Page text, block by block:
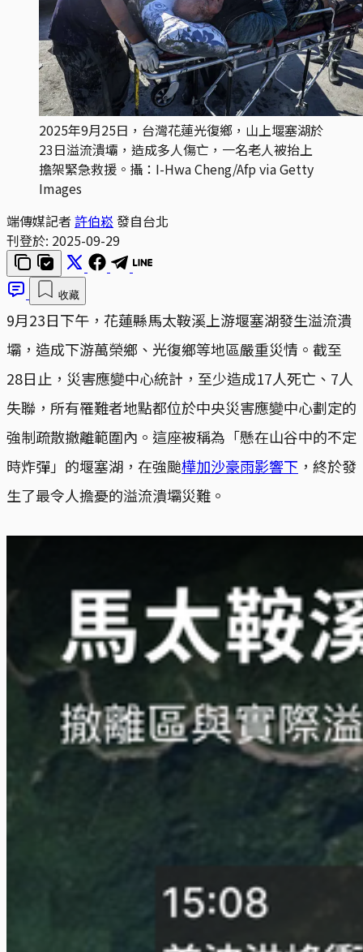
2025年9月25日，台灣花蓮光復鄉，山上堰塞湖於
23日溢流潰壩，造成多人傷亡，一名老人被抬上
擔架緊急救援。攝：I-Hwa Cheng/Afp via Getty
Images
端傳媒記者 許伯崧 發自台北
刊登於: 2025-09-29
收藏
9月23日下午，花蓮縣馬太鞍溪上游堰塞湖發生溢流潰
壩，造成下游萬榮鄉、光復鄉等地區嚴重災情。截至
28日止，災害應變中心統計，至少造成17人死亡、7人
失聯，所有罹難者地點都位於中央災害應變中心劃定的
強制疏散撤離範圍內。這座被稱為「懸在山谷中的不定
時炸彈」的堰塞湖，在強颱樺加沙豪雨影響下 ，終於發
生了最令人擔憂的溢流潰壩災難。